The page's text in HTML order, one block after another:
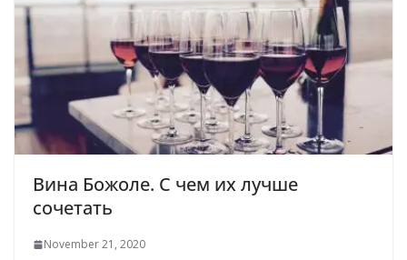
Вина Божоле. С чем их лучше
сочетать
November 21, 2020